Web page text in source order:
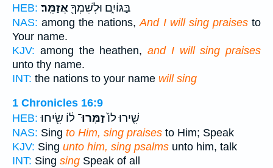
HEB:
בַּגּוֹיִ֑ם וּלְשִׁמְךָ֖אֲזַמֵּֽר׃
NAS: among the nations,And I will sing praisesto
Your name.
KJV: among the heathen, and I will sing praises
unto thy name.
INT: the nations to your name will sing
1 Chronicles 16:9
HEB:
שִׁ֤ירוּ לוֹ֙זַמְּרוּ־ ל֔וֹ שִׂ֖יחוּ
NAS: Sing to Him, sing praises to Him; Speak
KJV: Sing unto him, sing psalms unto him, talk
INT: Sing sing Speak of all